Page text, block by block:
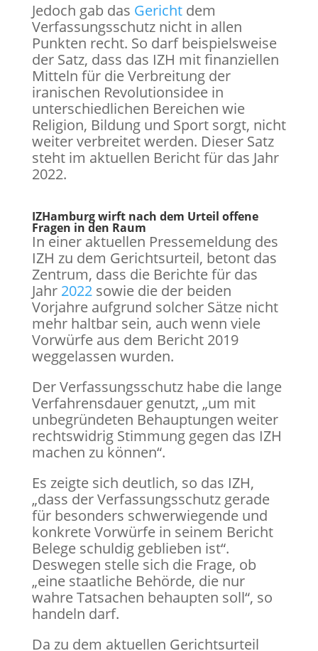
Jedoch gab das Gerichtdem
Verfassungsschutz nicht in allen
Punkten recht. So darf beispielsweise
der Satz, dass das IZH mit finanziellen
Mitteln für die Verbreitung der
iranischen Revolutionsidee in
unterschiedlichen Bereichen wie
Religion, Bildung und Sport sorgt, nicht
weiter verbreitet werden. Dieser Satz
steht im aktuellen Bericht für das Jahr
2022.
IZHamburg wirft nach dem Urteil offene
Fragen in den Raum
In einer aktuellen Pressemeldung des
IZH zu dem Gerichtsurteil, betont das
Zentrum, dass die Berichte für das
Jahr 2022sowie die der beiden
Vorjahre aufgrund solcher Sätze nicht
mehr haltbar sein, auch wenn viele
Vorwürfe aus dem Bericht 2019
weggelassen wurden.
Der Verfassungsschutz habe die lange
Verfahrensdauer genutzt, „um mit
unbegründeten Behauptungen weiter
rechtswidrig Stimmung gegen das IZH
machen zu können“.
Es zeigte sich deutlich, so das IZH,
„dass der Verfassungsschutz gerade
für besonders schwerwiegende und
konkrete Vorwürfe in seinem Bericht
Belege schuldig geblieben ist“.
Deswegen stelle sich die Frage, ob
„eine staatliche Behörde, die nur
wahre Tatsachen behaupten soll“, so
handeln darf.
Da zu dem aktuellen Gerichtsurteil